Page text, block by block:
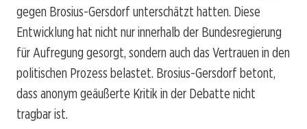
gegen Brosius-Gersdorf unterschätzt hatten. Diese
Entwicklung hat nicht nur innerhalb der Bundesregierung
für Aufregung gesorgt, sondern auch das Vertrauen in den
politischen Prozess belastet. Brosius-Gersdorf betont,
dass anonym geäußerte Kritik in der Debatte nicht
tragbar ist.